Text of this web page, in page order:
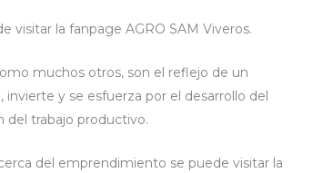
visitar la fanpage AGRO SAM Viveros.
muchos otros, son el reflejo de un
y se esfuerza por el desarrollo del
del trabajo productivo.
del emprendimiento se puede visitar la